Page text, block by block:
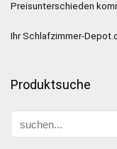
Preisunterschieden
Ihr Schlafzimmer-
Produktsuche